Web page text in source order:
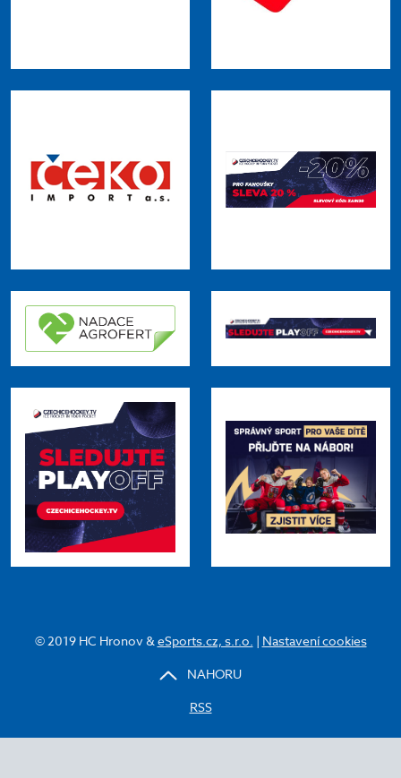
© 2019 HC Hronov & eSports.cz, s.r.o. | Nastavení cookies
NAHORU
RSS